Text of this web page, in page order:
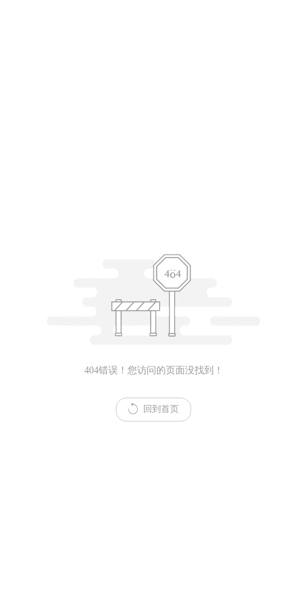
404错误！您访问的页面没找到！
回到首页